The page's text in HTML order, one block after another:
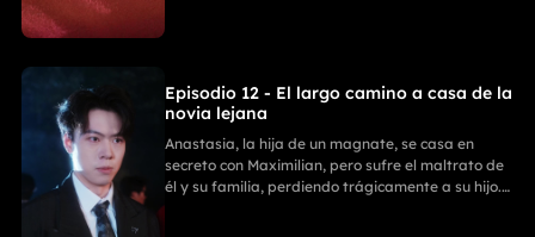
Episodio 12 - El largo camino a casa de la
novia lejana
Anastasia, la hija de un magnate, se casa en
secreto con Maximilian, pero sufre el maltrato de
él y su familia, perdiendo trágicamente a su hijo.
Con ayuda de sus tres poderosos hermanos,